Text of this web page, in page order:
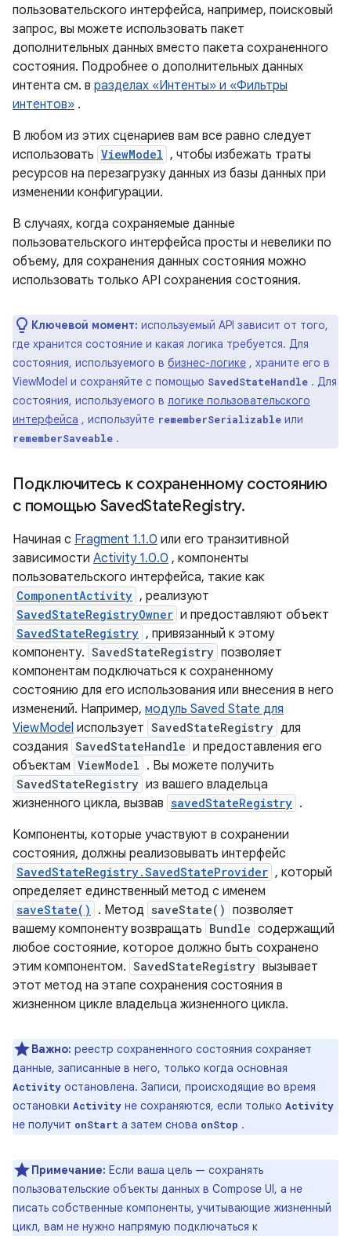
пользовательского интерфейса, например, поисковый
запрос, вы можете использовать пакет
дополнительных данных вместо пакета сохраненного
состояния. Подробнее о дополнительных данных
интента см. в разделах «Интенты» и «Фильтры
интентов» .
В любом из этих сценариев вам все равно следует
использовать ViewModel , чтобы избежать траты
ресурсов на перезагрузку данных из базы данных при
изменении конфигурации.
В случаях, когда сохраняемые данные
пользовательского интерфейса просты и невелики по
объему, для сохранения данных состояния можно
использовать только API сохранения состояния.
Ключевой момент: используемый API зависит от того,
где хранится состояние и какая логика требуется. Для
состояния, используемого в бизнес-логике , храните его в
ViewModel и сохраняйте с помощью SavedStateHandle . Для
состояния, используемого в логике пользовательского
интерфейса , используйте rememberSerializable или
rememberSaveable .
Подключитесь к сохраненному состоянию
с помощью SavedStateRegistry.
Начиная с Fragment 1.1.0 или его транзитивной
зависимости Activity 1.0.0 , компоненты
пользовательского интерфейса, такие как
ComponentActivity , реализуют
SavedStateRegistryOwner и предоставляют объект
SavedStateRegistry , привязанный к этому
компоненту. SavedStateRegistry позволяет
компонентам подключаться к сохраненному
состоянию для его использования или внесения в него
изменений. Например, модуль Saved State для
ViewModel использует SavedStateRegistry для
создания SavedStateHandle и предоставления его
объектам ViewModel . Вы можете получить
SavedStateRegistry из вашего владельца
жизненного цикла, вызвав savedStateRegistry .
Компоненты, которые участвуют в сохранении
состояния, должны реализовывать интерфейс
SavedStateRegistry.SavedStateProvider , который
определяет единственный метод с именем
saveState() . Метод saveState() позволяет
вашему компоненту возвращать Bundle содержащий
любое состояние, которое должно быть сохранено
этим компонентом. SavedStateRegistry вызывает
этот метод на этапе сохранения состояния в
жизненном цикле владельца жизненного цикла.
Важно: реестр сохраненного состояния сохраняет
данные, записанные в него, только когда основная
Activity остановлена. Записи, происходящие во время
остановки Activity не сохраняются, если только Activity
не получит onStart а затем снова onStop .
Примечание: Если ваша цель — сохранять
пользовательские объекты данных в Compose UI, а не
писать собственные компоненты, учитывающие жизненный
цикл, вам не нужно напрямую подключаться к